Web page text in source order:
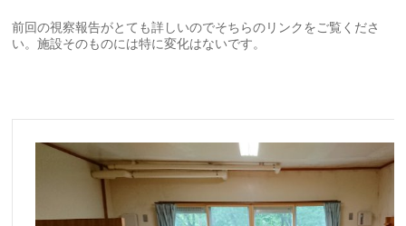
前回の視察報告がとても詳しいのでそちらのリンクをご覧くださ
い。施設そのものには特に変化はないです。